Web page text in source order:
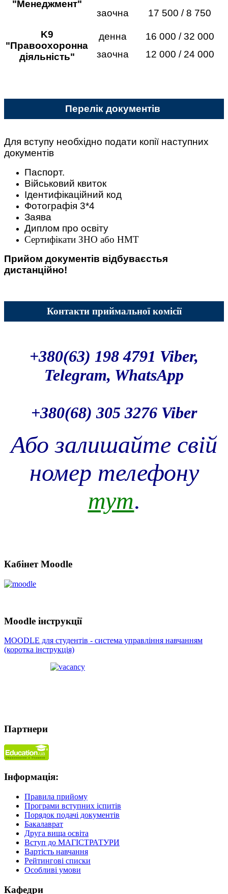
"Менеджмент"
заочна
17 500 / 8 750
K9
"Правоохоронна
діяльність"
денна
16 000 / 32 000
заочна
12 000 / 24 000
Перелік документів
Для вступу необхідно подати копії наступних
документів
Паспорт.
Військовий квиток
Ідентифікаційний код
Фотографія 3*4
Заява
Диплом про освіту
Сертифікати ЗНО або НМТ
Прийом документів відбуваєстья
дистанційно!
Контакти приймальної комісії
+380(63) 198 4791 Viber,
Telegram, WhatsApp
+380(68) 305 3276 Viber
Або залишайте свій
номер телефону
тут.
Кабінет Moodle
Moodle інструкції
MOODLE для студентів - система управління навчанням
(коротка інструкція)
Партнери
Інформація:
Правила прийому
Програми вступних іспитів
Порядок подачі документів
Бакалаврат
Друга вища освіта
Вступ до МАГІСТРАТУРИ
Вартість навчання
Рейтингові списки
Особливі умови
Кафедри